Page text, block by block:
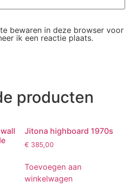
bewaren in deze browser voor
ik een reactie plaats.
producten
Jitona highboard 1970s
€ 385,00
Toevoegen aan
winkelwagen